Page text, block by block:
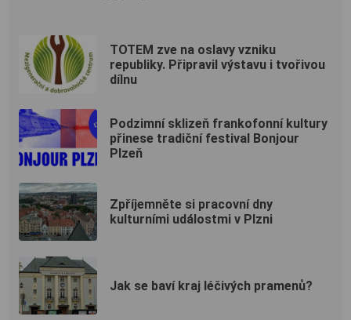
TOTEM zve na oslavy vzniku
republiky. Připravil výstavu i tvořivou
dílnu
Podzimní sklizeň frankofonní kultury
přinese tradiční festival Bonjour
Plzeň
Zpříjemněte si pracovní dny
kulturními událostmi v Plzni
Jak se baví kraj léčivých pramenů?